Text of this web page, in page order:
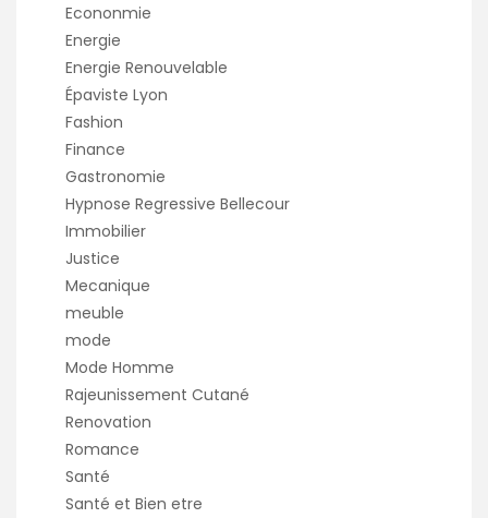
Econonmie
Energie
Energie Renouvelable
Épaviste Lyon
Fashion
Finance
Gastronomie
Hypnose Regressive Bellecour
Immobilier
Justice
Mecanique
meuble
mode
Mode Homme
Rajeunissement Cutané
Renovation
Romance
Santé
Santé et Bien etre